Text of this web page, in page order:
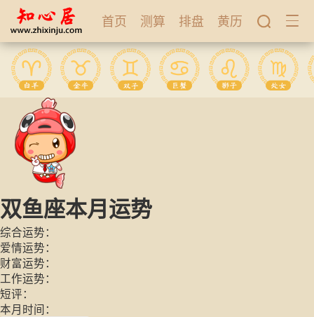
首页 测算 排盘 黄历
双鱼座本月运势
综合运势：
爱情运势：
财富运势：
工作运势：
短评：
本月时间：